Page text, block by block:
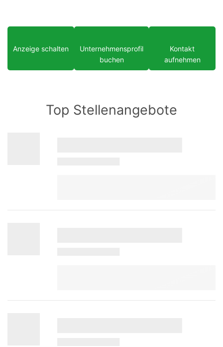
Anzeige schalten
Unternehmensprofil
buchen
Kontakt
aufnehmen
Top Stellenangebote